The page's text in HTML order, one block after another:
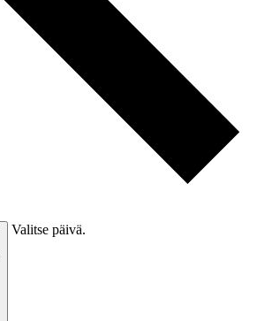
Valitse päivä.